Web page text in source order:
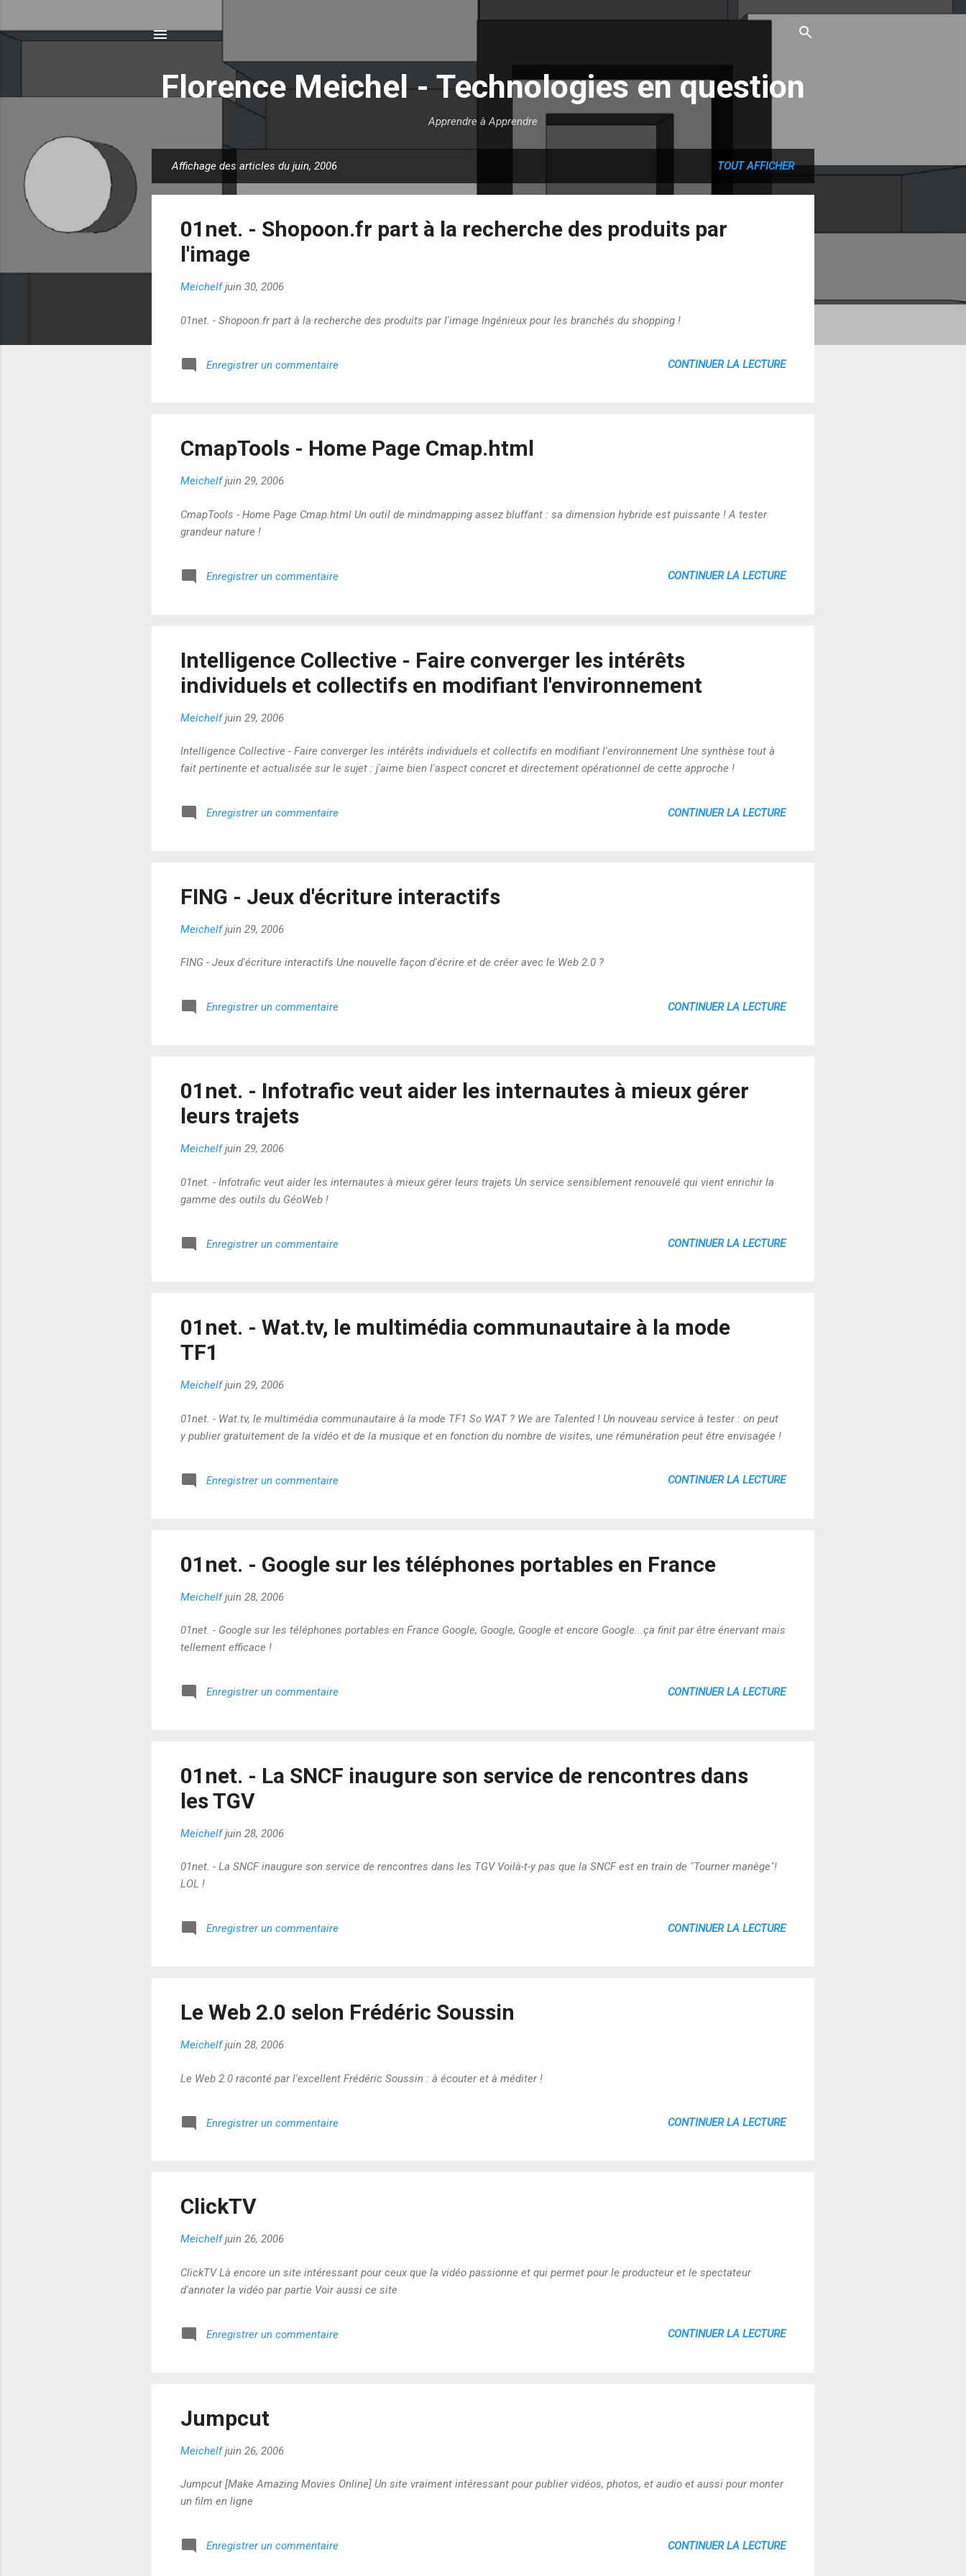
Accéder au contenu principal
Florence Meichel - Technologies en question
Apprendre à Apprendre
r
Affichage des articles du juin, 2006 TOUT AFFICHER
01net. - Shopoon.fr part à la recherche des produits par
l'image
Meichelf juin 30, 2006
01net. - Shopoon.fr part à la recherche des produits par l'image Ingénieux pour les branchés du shopping !
Enregistrer un commentaire CONTINUER LA LECTURE
CmapTools - Home Page Cmap.html
Meichelf juin 29, 2006
CmapTools - Home Page Cmap.html Un outil de mindmapping assez bluffant : sa dimension hybride est puissante ! A tester
grandeur nature !
Enregistrer un commentaire CONTINUER LA LECTURE
Intelligence Collective - Faire converger les intérêts
individuels et collectifs en modifiant l'environnement
Meichelf juin 29, 2006
Intelligence Collective - Faire converger les intérêts individuels et collectifs en modifiant l'environnement Une synthèse tout à
fait pertinente et actualisée sur le sujet : j'aime bien l'aspect concret et directement opérationnel de cette approche !
Enregistrer un commentaire CONTINUER LA LECTURE
FING - Jeux d'écriture interactifs
Meichelf juin 29, 2006
FING - Jeux d'écriture interactifs Une nouvelle façon d'écrire et de créer avec le Web 2.0 ?
Enregistrer un commentaire CONTINUER LA LECTURE
01net. - Infotrafic veut aider les internautes à mieux gérer
leurs trajets
Meichelf juin 29, 2006
01net. - Infotrafic veut aider les internautes à mieux gérer leurs trajets Un service sensiblement renouvelé qui vient enrichir la
gamme des outils du GéoWeb !
Enregistrer un commentaire CONTINUER LA LECTURE
01net. - Wat.tv, le multimédia communautaire à la mode
TF1
Meichelf juin 29, 2006
01net. - Wat.tv, le multimédia communautaire à la mode TF1 So WAT ? We are Talented ! Un nouveau service à tester : on peut
y publier gratuitement de la vidéo et de la musique et en fonction du nombre de visites, une rémunération peut être envisagée !
Enregistrer un commentaire CONTINUER LA LECTURE
01net. - Google sur les téléphones portables en France
Meichelf juin 28, 2006
01net. - Google sur les téléphones portables en France Google, Google, Google et encore Google...ça finit par être énervant mais
tellement efficace !
Enregistrer un commentaire CONTINUER LA LECTURE
01net. - La SNCF inaugure son service de rencontres dans
les TGV
Meichelf juin 28, 2006
01net. - La SNCF inaugure son service de rencontres dans les TGV Voilà-t-y pas que la SNCF est en train de "Tourner manège"!
LOL !
Enregistrer un commentaire CONTINUER LA LECTURE
Le Web 2.0 selon Frédéric Soussin
Meichelf juin 28, 2006
Le Web 2.0 raconté par l'excellent Frédéric Soussin : à écouter et à méditer !
Enregistrer un commentaire CONTINUER LA LECTURE
ClickTV
Meichelf juin 26, 2006
ClickTV Là encore un site intéressant pour ceux que la vidéo passionne et qui permet pour le producteur et le spectateur
d'annoter la vidéo par partie Voir aussi ce site
Enregistrer un commentaire CONTINUER LA LECTURE
Jumpcut
Meichelf juin 26, 2006
Jumpcut [Make Amazing Movies Online] Un site vraiment intéressant pour publier vidéos, photos, et audio et aussi pour monter
un film en ligne
Enregistrer un commentaire CONTINUER LA LECTURE